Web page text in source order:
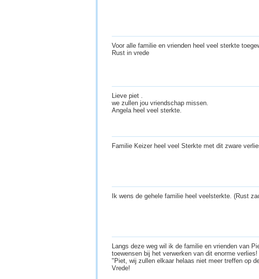
Voor alle familie en vrienden heel veel sterkte
Rust in vrede
Lieve piet .
we zullen jou vriendschap missen.
Angela heel veel sterkte.
Familie Keizer heel veel Sterkte met dit zware
Ik wens de gehele familie heel veelsterkte. (Rust
Langs deze weg wil ik de familie en vrienden van
toewensen bij het verwerken van dit enorme verlies!
"Piet, wij zullen elkaar helaas niet meer treffen op
Vrede!